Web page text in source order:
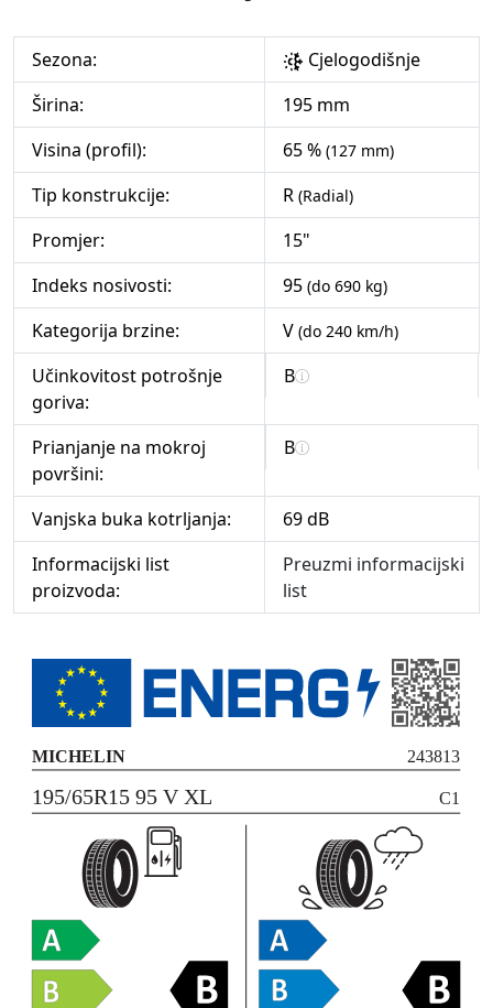
Sezona:
Cjelogodišnje
Širina:
195 mm
Visina (profil):
65 % (127 mm)
Tip konstrukcije: R (Radial)
Promjer:
15"
Indeks nosivosti:
95 (do 690 kg)
Kategorija brzine: V (do 240 km/h)
Učinkovitost potrošnje
goriva:
B
Prianjanje na mokroj
površini:
B
Vanjska buka kotrljanja:
69 dB
Informacijski list
proizvoda:
Preuzmi informacijski
list